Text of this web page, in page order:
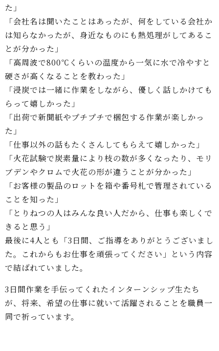
た」
「会社名は聞いたことはあったが、何をしている会社か
は知らなかったが、身近なものにも熱処理がしてあるこ
とが分かった」
「高周波で800℃くらいの温度から一気に水で冷やすと
硬さが高くなることを教わった」
「浸炭では一緒に作業をしながら、優しく話しかけても
らって嬉しかった」
「出荷で新聞紙やプチプチで梱包する作業が楽しかっ
た」
「仕事以外の話もたくさんしてもらえて嬉しかった」
「火花試験で炭素量により枝の数が多くなったり、モリ
ブデンやクロムで火花の形が違うことが分かった」
「お客様の製品のロットを箱や番号札で管理されている
ことを知った」
「とりねつの人はみんな良い人だから、仕事も楽しくで
きると思う」
最後に4人とも「3日間、ご指導をありがとうございまし
た。これからもお仕事を頑張ってください」という内容
で結ばれていました。
3日間作業を手伝ってくれたインターンシップ生たち
が、将来、希望の仕事に就いて活躍されることを職員一
同で祈っています。